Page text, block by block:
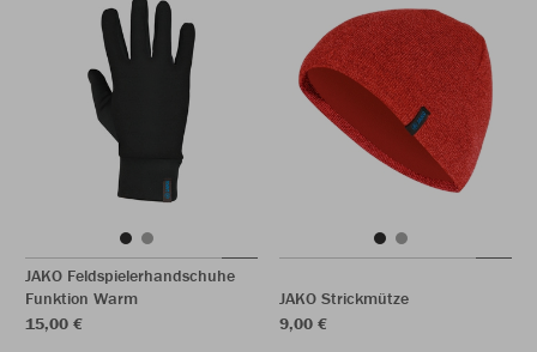
JAKO Feldspielerhandschuhe
Funktion Warm
15,00 €
JAKO Strickmütze
9,00 €